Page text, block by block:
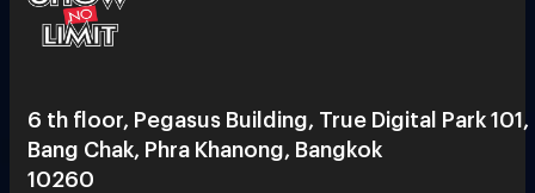
6 th floor, Pegasus Building, True Digital Park 101,
Bang Chak, Phra Khanong, Bangkok
10260